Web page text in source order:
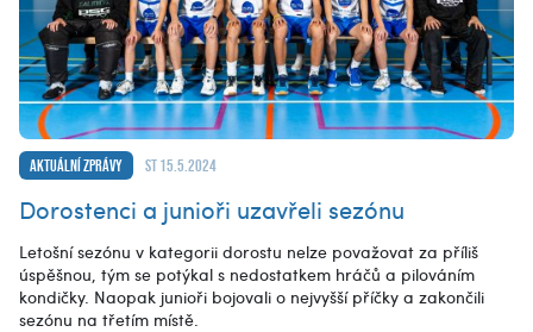
Aktuální zprávy st 15.5.2024
Dorostenci a junioři uzavřeli sezónu
Letošní sezónu v kategorii dorostu nelze považovat za příliš
úspěšnou, tým se potýkal s nedostatkem hráčů a pilováním
kondičky. Naopak junioři bojovali o nejvyšší příčky a zakončili
sezónu na třetím místě.